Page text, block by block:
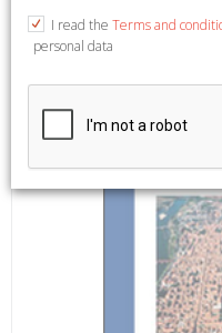
I read the Terms and
personal data